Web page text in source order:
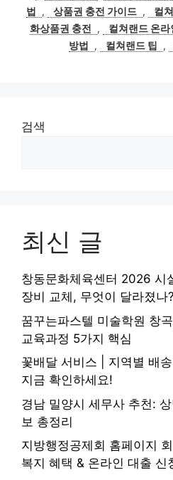
고
리
법
, 상품권 충전 가이드 , 컬
화상품권 충전
, 컬쳐랜드 온라
방법
, 컬쳐랜드 팁 ,
검색
최신 글
창동문화체육센터 2026 시
장비 교체, 무엇이 달라졌나?
꿈꾸는파스텔 미술학원 창
교육과정 5가지 핵심
꽃배달 서비스 | 지역별 배
지금 확인하세요!
경남 밀양시 세무사 추천:
보 총정리
지방행정공제회 홈페이지
복지 혜택 & 온라인 대출 신